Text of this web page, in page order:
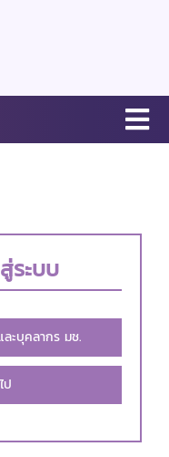
ระบบ
ะบุคลากร มช.
ป